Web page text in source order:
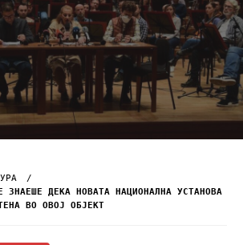
ЗНАЕШЕ ДЕКА НОВАТА НАЦИОНАЛНА УСТАНОВА
ВО ОВОЈ ОБЈЕКТ